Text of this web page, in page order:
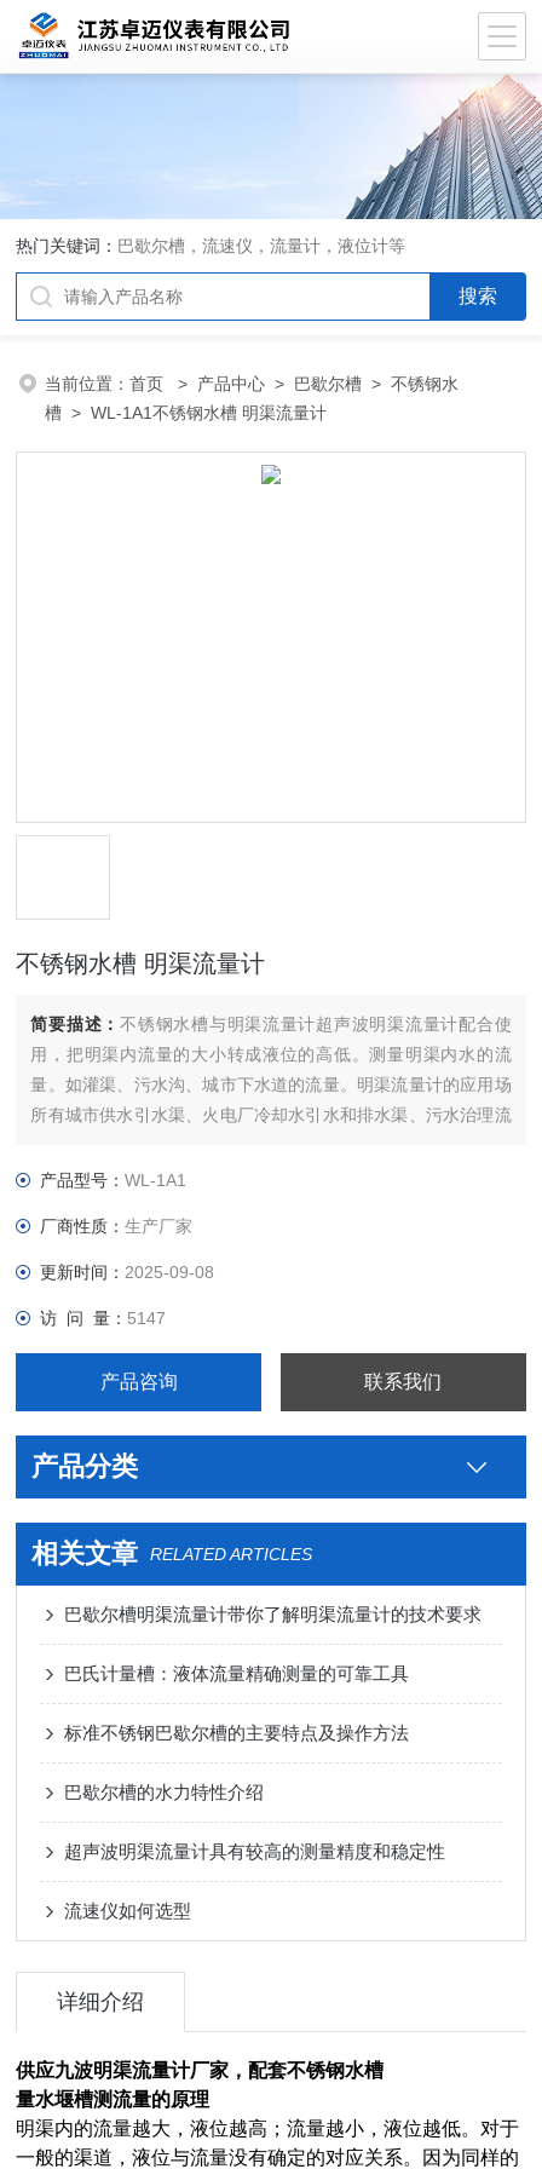
热门关键词： 巴歇尔槽，流速仪，流量计，液位计等
当前位置：首页 > 产品中心 > 巴歇尔槽 >不锈钢水
槽 > WL-1A1不锈钢水槽 明渠流量计
不锈钢水槽 明渠流量计
简要描述：不锈钢水槽与明渠流量计超声波明渠流量计配合使
用，把明渠内流量的大小转成液位的高低。测量明渠内水的流
量。如灌渠、污水沟、城市下水道的流量。明渠流量计的应用场
所有城市供水引水渠、火电厂冷却水引水和排水渠、污水治理流
道。
产品型号：WL-1A1
厂商性质：生产厂家
更新时间： 2025-09-08
访 问 量： 5147
产品咨询 联系我们
产品分类
相关文章 RELATED ARTICLES
巴歇尔槽明渠流量计带你了解明渠流量计的技术要求
巴氏计量槽：液体流量精确测量的可靠工具
标准不锈钢巴歇尔槽的主要特点及操作方法
巴歇尔槽的水力特性介绍
超声波明渠流量计具有较高的测量精度和稳定性
流速仪如何选型
详细介绍
供应九波明渠流量计厂家，配套不锈钢水槽
量水堰槽测流量的原理
明渠内的流量越大，液位越高；流量越小，液位越低。对于
一般的渠道，液位与流量没有确定的对应关系。因为同样的